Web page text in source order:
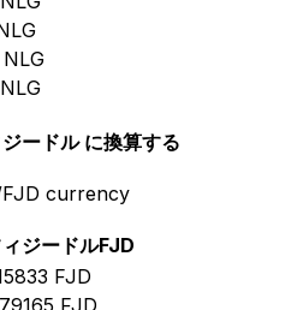
NLG
NLG
ードル に換算する
currency
ジードルFJD
FJD
FJD